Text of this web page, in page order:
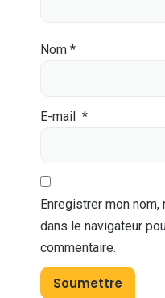
Nom *
E-mail *
Enregistrer mon
dans le navigateur
commentaire.